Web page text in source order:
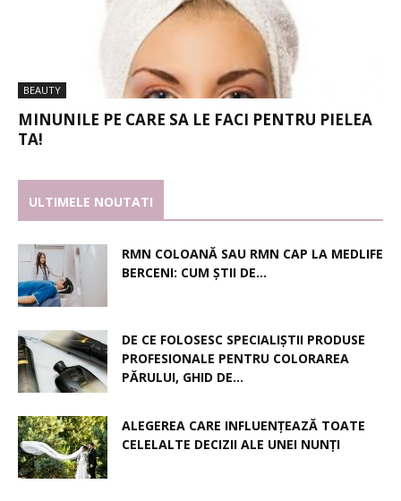
BEAUTY
MINUNILE PE CARE SA LE FACI PENTRU PIELEA
TA!
ULTIMELE NOUTATI
RMN COLOANĂ SAU RMN CAP LA MEDLIFE
BERCENI: CUM ȘTII DE...
DE CE FOLOSESC SPECIALIȘTII PRODUSE
PROFESIONALE PENTRU COLORAREA
PĂRULUI, GHID DE...
ALEGEREA CARE INFLUENȚEAZĂ TOATE
CELELALTE DECIZII ALE UNEI NUNȚI